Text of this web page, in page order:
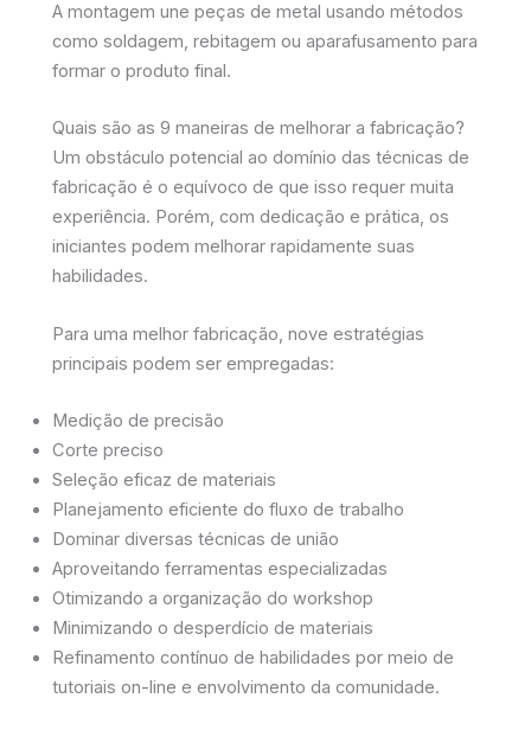
A montagem une peças de metal usando métodos
como soldagem, rebitagem ou aparafusamento para
formar o produto final.
Quais são as 9 maneiras de melhorar a fabricação?
Um obstáculo potencial ao domínio das técnicas de
fabricação é o equívoco de que isso requer muita
experiência. Porém, com dedicação e prática, os
iniciantes podem melhorar rapidamente suas
habilidades.
Para uma melhor fabricação, nove estratégias
principais podem ser empregadas:
Medição de precisão
Corte preciso
Seleção eficaz de materiais
Planejamento eficiente do fluxo de trabalho
Dominar diversas técnicas de união
Aproveitando ferramentas especializadas
Otimizando a organização do workshop
Minimizando o desperdício de materiais
Refinamento contínuo de habilidades por meio de
tutoriais on-line e envolvimento da comunidade.